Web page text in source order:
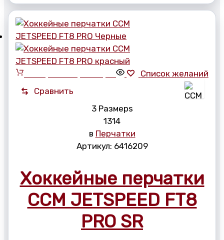
Список желаний
Сравнить
3 Размерs
1314
в Перчатки
Артикул: 6416209
Хоккейные перчатки
CCM JETSPEED FT8
PRO SR